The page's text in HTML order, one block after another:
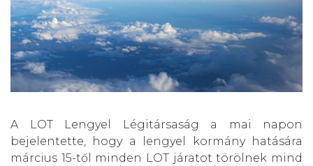
A LOT Lengyel Légitársaság a mai napon
bejelentette, hogy a lengyel kormány hatására
március 15-től minden LOT járatot törölnek mind